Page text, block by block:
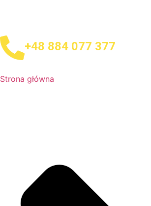
+48 884 077 377
Strona główna